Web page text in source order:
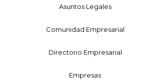
Asuntos Legales
Comunidad Empresarial
Directorio Empresarial
Empresas